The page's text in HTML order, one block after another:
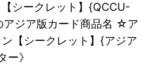
シークレット】{QCCU-
アジア版カード商品名 ☆ア
【シークレット】{アジア
ー》